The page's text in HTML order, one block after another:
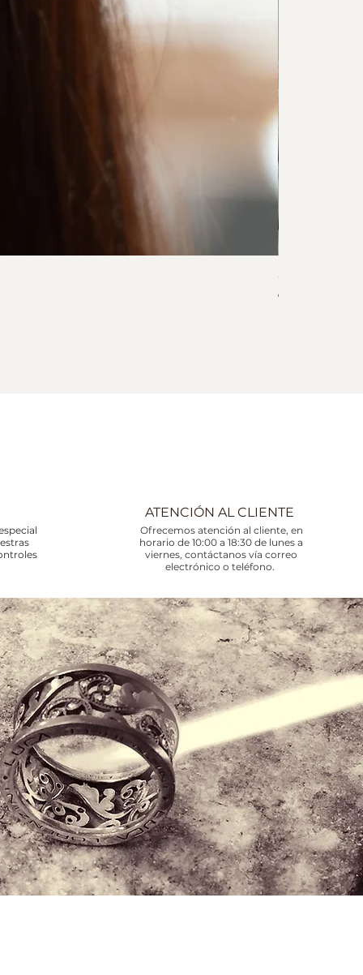
Collar
Precio
745,00 €
ATENCIÓN AL CLIENTE
Ofrecemos atención al cliente, en
horario de 10:00 a 18:30 de lunes a
viernes, contáctanos vía correo
electrónico o teléfono.